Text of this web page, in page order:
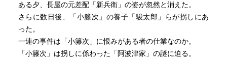
ある夕、長屋の元差配「新兵衛」の姿が忽然と消えた。
さらに数日後、「小籐次」の養子「駿太郎」らが拐しにあ
った。
一連の事件は「小籐次」に恨みがある者の仕業なのか。
「小籐次」は拐しに係わった「阿波津家」の謎に迫る。